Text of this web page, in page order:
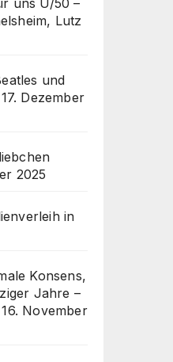
uns Ü/50 –
Lutz
und
17. Dezember
2025
in
Konsens,
Jahre –
16. November